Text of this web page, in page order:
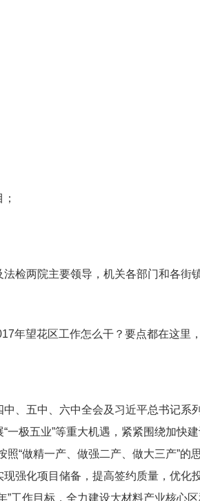
检两院主要领导，机关各部门和各街
年望花区工作怎么干？要点都在这里
、五中、六中全会及习近平总书记系
极五业”等重大机遇，紧紧围绕加快
“做精一产、做强二产、做大三产”的
强化项目储备，提高签约质量，优化
工作目标，全力建设大材料产业核心